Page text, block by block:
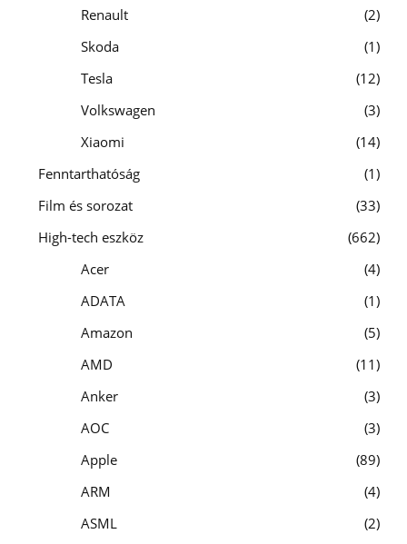
Renault
2
Skoda
1
Tesla
12
Volkswagen
3
Xiaomi
14
Fenntarthatóság
1
Film és sorozat
33
High-tech eszköz
662
Acer
4
ADATA
1
Amazon
5
AMD
11
Anker
3
AOC
3
Apple
89
ARM
4
ASML
2